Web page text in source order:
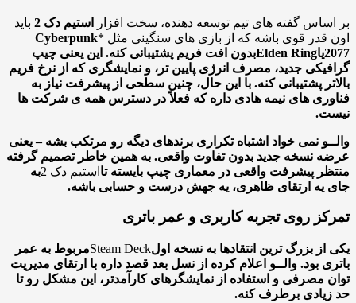
گفته های تیم توسعه دهنده، سخت افزار استیم دک 2 باید
قدر قوی باشه که از بازی های سنگینی مثل *Cyberpunk
یاElden Ringبدون افت فریم پشتیبانی کنه. این یعنی چیپ
جدید، مصرف انرژی پایین تر، و نمایشگری که از نرخ فریم
پشتیبانی کنه. با این حال، چنین سطحی از پیشرفت نیاز به
های نیمه هادی داره که فعلاً در دسترس همه ی شرکت ها
نمی خواد اشتباه تکراری برندهای دیگه رو مرتکب بشه – یعنی
نسخه جدید بدون تفاوت واقعی. به همین خاطر تصمیم گرفته
پیشرفت واقعی در معماری چیپ بایسته تااستیم دک 2 به
یه ارتقای ظاهری، یه جهش درست و حسابی باشه.
روی تجربه کاربری و عمر باتری
بزرگ ترین انتقادها به نسخه اولSteam Deckمربوط به عمر
بود. والــو اعلام کرده از نسل بعد قصد داره با ارتقای مدیریت
مصرفی و استفاده از نمایشگرهای کارآمدتر، این مشکل رو تا
برطرف کنه.